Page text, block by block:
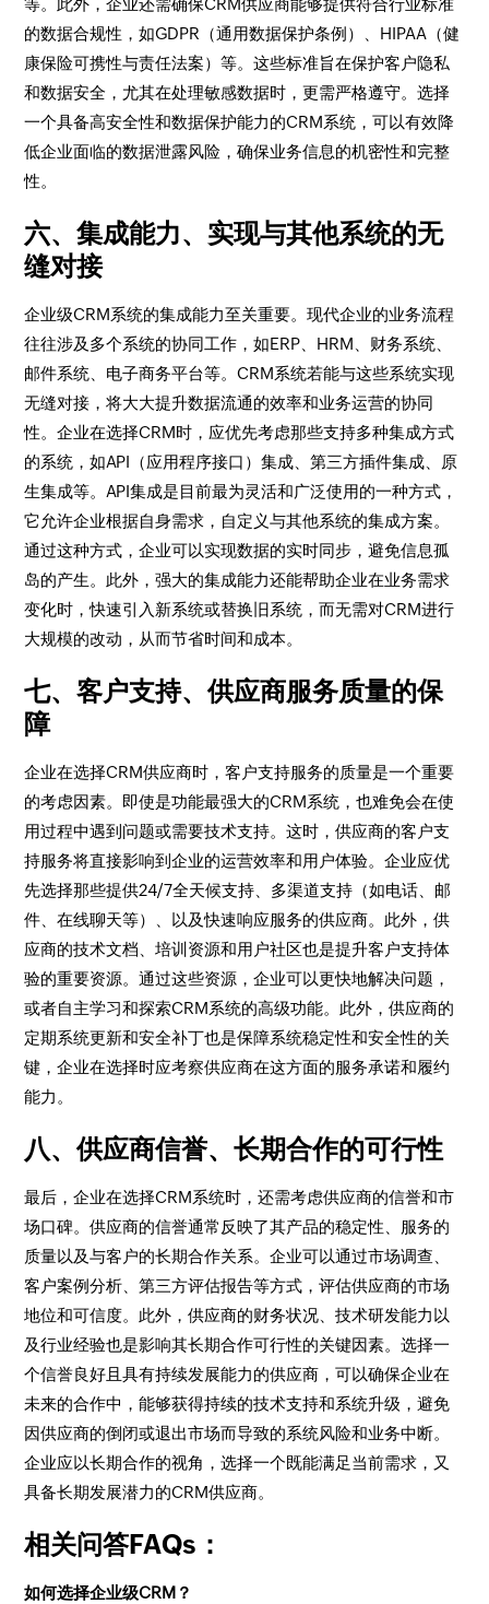
等。此外，企业还需确保CRM供应商能够提供符合行业标准
的数据合规性，如GDPR（通用数据保护条例）、HIPAA（健
康保险可携性与责任法案）等。这些标准旨在保护客户隐私
和数据安全，尤其在处理敏感数据时，更需严格遵守。选择
一个具备高安全性和数据保护能力的CRM系统，可以有效降
低企业面临的数据泄露风险，确保业务信息的机密性和完整
性。
六、集成能力、实现与其他系统的无
缝对接
企业级CRM系统的集成能力至关重要。现代企业的业务流程
往往涉及多个系统的协同工作，如ERP、HRM、财务系统、
邮件系统、电子商务平台等。CRM系统若能与这些系统实现
无缝对接，将大大提升数据流通的效率和业务运营的协同
性。企业在选择CRM时，应优先考虑那些支持多种集成方式
的系统，如API（应用程序接口）集成、第三方插件集成、原
生集成等。API集成是目前最为灵活和广泛使用的一种方式，
它允许企业根据自身需求，自定义与其他系统的集成方案。
通过这种方式，企业可以实现数据的实时同步，避免信息孤
岛的产生。此外，强大的集成能力还能帮助企业在业务需求
变化时，快速引入新系统或替换旧系统，而无需对CRM进行
大规模的改动，从而节省时间和成本。
七、客户支持、供应商服务质量的保
障
企业在选择CRM供应商时，客户支持服务的质量是一个重要
的考虑因素。即使是功能最强大的CRM系统，也难免会在使
用过程中遇到问题或需要技术支持。这时，供应商的客户支
持服务将直接影响到企业的运营效率和用户体验。企业应优
先选择那些提供24/7全天候支持、多渠道支持（如电话、邮
件、在线聊天等）、以及快速响应服务的供应商。此外，供
应商的技术文档、培训资源和用户社区也是提升客户支持体
验的重要资源。通过这些资源，企业可以更快地解决问题，
或者自主学习和探索CRM系统的高级功能。此外，供应商的
定期系统更新和安全补丁也是保障系统稳定性和安全性的关
键，企业在选择时应考察供应商在这方面的服务承诺和履约
能力。
八、供应商信誉、长期合作的可行性
最后，企业在选择CRM系统时，还需考虑供应商的信誉和市
场口碑。供应商的信誉通常反映了其产品的稳定性、服务的
质量以及与客户的长期合作关系。企业可以通过市场调查、
客户案例分析、第三方评估报告等方式，评估供应商的市场
地位和可信度。此外，供应商的财务状况、技术研发能力以
及行业经验也是影响其长期合作可行性的关键因素。选择一
个信誉良好且具有持续发展能力的供应商，可以确保企业在
未来的合作中，能够获得持续的技术支持和系统升级，避免
因供应商的倒闭或退出市场而导致的系统风险和业务中断。
企业应以长期合作的视角，选择一个既能满足当前需求，又
具备长期发展潜力的CRM供应商。
相关问答FAQs：
如何选择企业级CRM？